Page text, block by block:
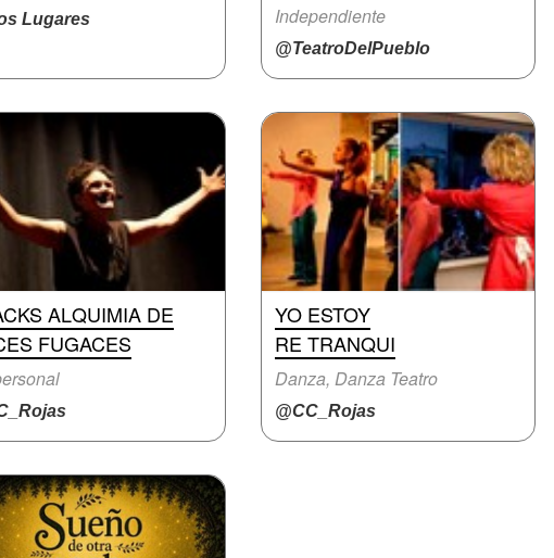
Lugares Independiente
@TeatroDelPueblo
ALQUIMIA DE
FUGACES
YO ESTOY
RE TRANQUI
Danza, Danza Teatro
@CC_Rojas